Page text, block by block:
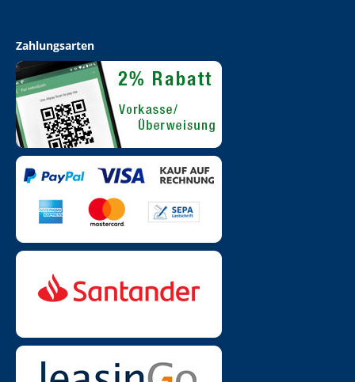
Zahlungsarten